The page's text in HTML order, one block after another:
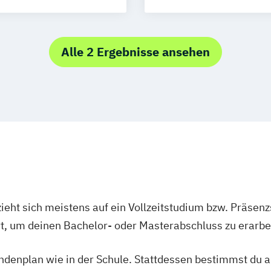
International
Alle 2 Ergebnisse ansehen
sich meistens auf ein Vollzeitstudium bzw.
um deinen Bachelor- oder Masterabschluss zu
wie in der Schule. Stattdessen bestimmst du